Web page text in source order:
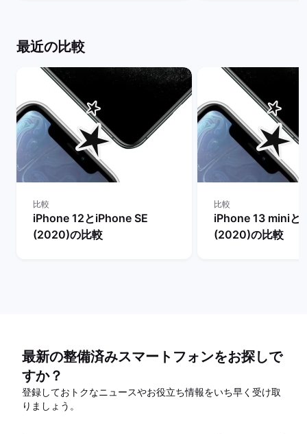
最近の比較
比較
iPhone 12とiPhone SE
(2020)の比較
比較
iPhone 13 miniと
(2020)の比較
最新の整備済みスマートフォンをお探しで
すか？
登録しておトクなニュースやお役立ち情報をいち早く受け取
りましょう。